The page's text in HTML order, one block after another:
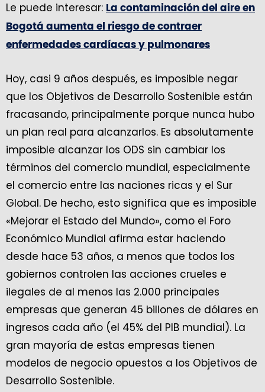
Le puede interesar: La contaminación del aire en
Bogotá aumenta el riesgo de contraer
enfermedades cardíacas y pulmonares
Hoy, casi 9 años después, es imposible negar
que los Objetivos de Desarrollo Sostenible están
fracasando, principalmente porque nunca hubo
un plan real para alcanzarlos. Es absolutamente
imposible alcanzar los ODS sin cambiar los
términos del comercio mundial, especialmente
el comercio entre las naciones ricas y el Sur
Global. De hecho, esto significa que es imposible
«Mejorar el Estado del Mundo», como el Foro
Económico Mundial afirma estar haciendo
desde hace 53 años, a menos que todos los
gobiernos controlen las acciones crueles e
ilegales de al menos las 2.000 principales
empresas que generan 45 billones de dólares en
ingresos cada año (el 45% del PIB mundial). La
gran mayoría de estas empresas tienen
modelos de negocio opuestos a los Objetivos de
Desarrollo Sostenible.